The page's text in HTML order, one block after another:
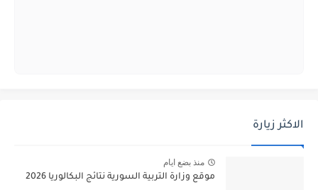
الاكثر زيارة
منذ بضع ايام
موقع وزارة التربية السورية نتائج البكالوريا 2026